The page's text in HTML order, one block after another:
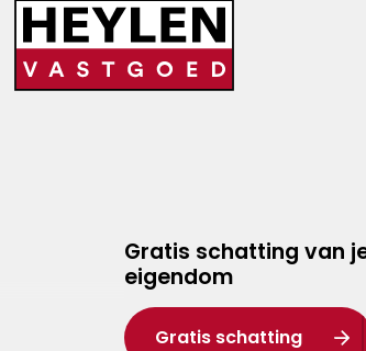
Gratis schatting van
eigendom
Gratis schatting